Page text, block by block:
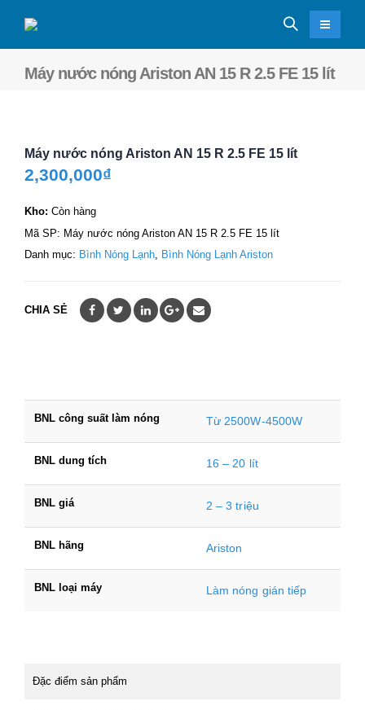
Máy nước nóng Ariston AN 15 R 2.5 FE 15 lít
Máy nước nóng Ariston AN 15 R 2.5 FE 15 lít
2,300,000₫
Kho: Còn hàng
Mã SP: Máy nước nóng Ariston AN 15 R 2.5 FE 15 lít
Danh mục: Bình Nóng Lạnh, Bình Nóng Lạnh Ariston
CHIA SẺ
BNL công suất làm nóng Từ 2500W-4500W
BNL dung tích 16 – 20 lít
BNL giá 2 – 3 triệu
BNL hãng Ariston
BNL loại máy Làm nóng gián tiếp
Đặc điểm sản phẩm